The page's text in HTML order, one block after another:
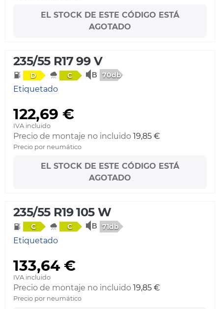
EL STOCK DE ESTE CÓDIGO ESTÁ
AGOTADO
235/55 R17 99 V
D C 70db
Etiquetado
122,69 €
IVA incluido
Precio de montaje no incluido 19,85 €
Precio por neumático
EL STOCK DE ESTE CÓDIGO ESTÁ
AGOTADO
235/55 R19 105 W
C C 71db
Etiquetado
133,64 €
IVA incluido
Precio de montaje no incluido 19,85 €
Precio por neumático